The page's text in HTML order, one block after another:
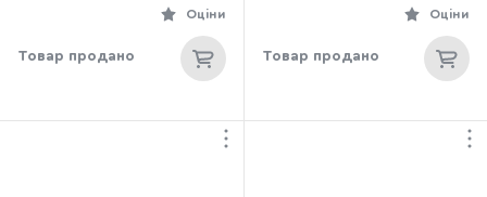
Оціни
Товар продано
Оціни
Товар продано